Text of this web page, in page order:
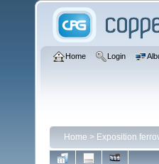
Home Login
Home > Exposition